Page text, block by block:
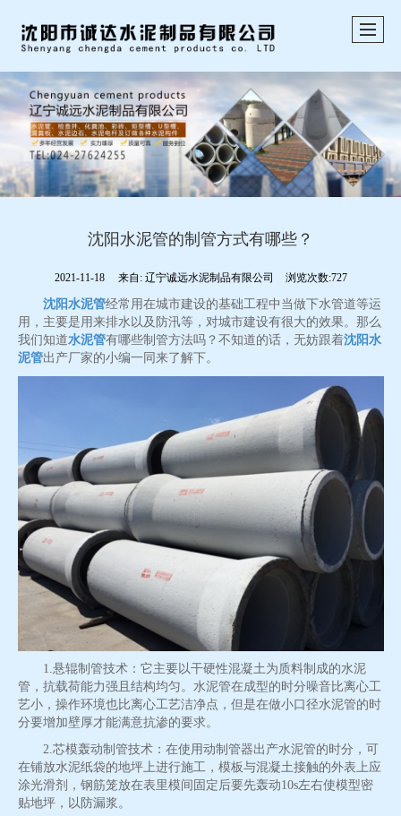
沈阳水泥管的制管方式有哪些？
2021-11-18 来自: 辽宁诚远水泥制品有限公司 浏览次数:727
沈阳水泥管经常用在城市建设的基础工程中当做下水管道等运
用，主要是用来排水以及防汛等，对城市建设有很大的效果。那么
我们知道水泥管有哪些制管方法吗？不知道的话，无妨跟着沈阳水
泥管出产厂家的小编一同来了解下。
1.悬辊制管技术：它主要以干硬性混凝土为质料制成的水泥
管，抗载荷能力强且结构均匀。水泥管在成型的时分噪音比离心工
艺小，操作环境也比离心工艺洁净点，但是在做小口径水泥管的时
分要增加壁厚才能满意抗渗的要求。
2.芯模轰动制管技术：在使用动制管器出产水泥管的时分，可
在铺放水泥纸袋的地坪上进行施工，模板与混凝土接触的外表上应
涂光滑剂，钢筋笼放在表里模间固定后要先轰动10s左右使模型密
贴地坪，以防漏浆。